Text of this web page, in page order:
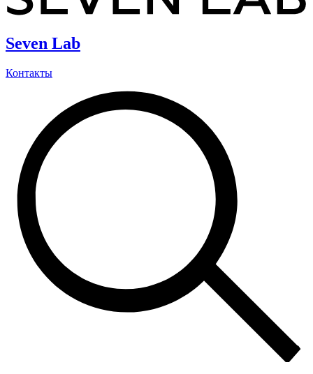
Seven Lab
Контакты